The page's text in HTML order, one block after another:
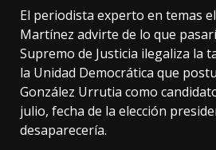
El periodista experto en temas
Martínez advirte de lo que
Supremo de Justicia ilegaliza la
la Unidad Democrática que
González Urrutia como
julio, fecha de la elección
desaparecería.